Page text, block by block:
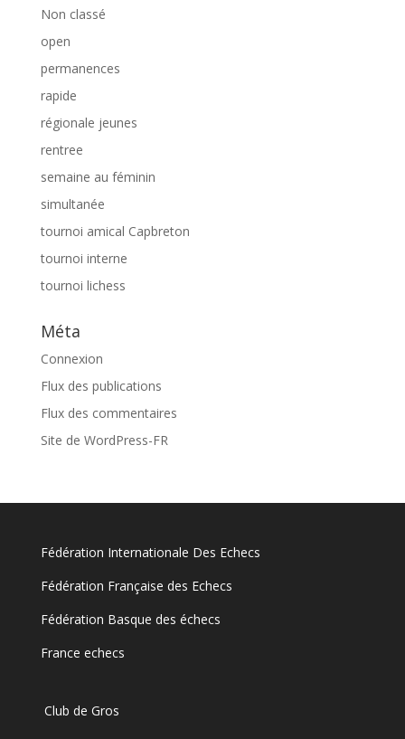
Non classé
open
permanences
rapide
régionale jeunes
rentree
semaine au féminin
simultanée
tournoi amical Capbreton
tournoi interne
tournoi lichess
Méta
Connexion
Flux des publications
Flux des commentaires
Site de WordPress-FR
Fédération Internationale Des Echecs
Fédération Française des Echecs
Fédération Basque des échecs
France echecs
Club de Gros